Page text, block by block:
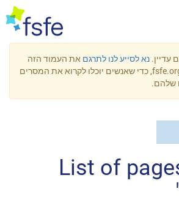
עדיין. נא לסייע לנו לתרגם את העמוד הזה
ועמודים נוספים ב־fsfe.org, כדי שאנשים יוכלו לקרוא את המסרים
שלהם.
List of